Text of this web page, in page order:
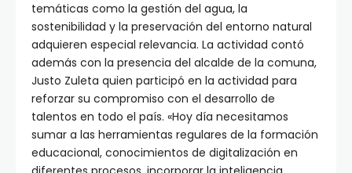
temáticas como la gestión del agua, la
sostenibilidad y la preservación del entorno natural
adquieren especial relevancia. La actividad contó
además con la presencia del alcalde de la comuna,
Justo Zuleta quien participó en la actividad para
reforzar su compromiso con el desarrollo de
talentos en todo el país. «Hoy día necesitamos
sumar a las herramientas regulares de la formación
educacional, conocimientos de digitalización en